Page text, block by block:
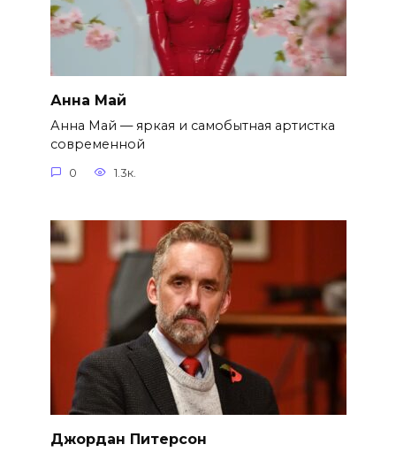
Анна Май
Анна Май — яркая и самобытная артистка
современной
0 1.3к.
Джордан Питерсон